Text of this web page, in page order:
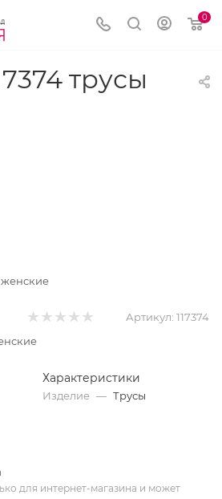
0
трусы
женские
Артикул: 117374
Характеристики
Изделие — Трусы
для интернет-магазина и может